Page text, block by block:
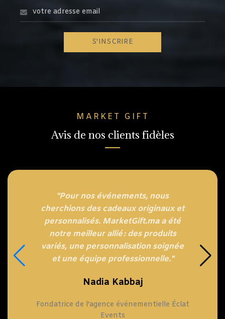
MARKET GIFT
Avis de nos clients fidèles
"Pour nos événements, nous
cherchions des cadeaux originaux et
personnalisés. MarketGift.ma a été
notre meilleur allié : des produits
variés, une personnalisation soignée
et une équipe professionnelle."
Nadia Kabbaj
Fondatrice de l'agence événementielle Éclat
Events